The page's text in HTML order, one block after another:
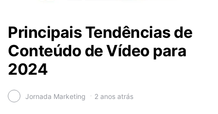
Principais Tendências de
Conteúdo de Vídeo para
2024
Jornada Marketing 2 anos atrás